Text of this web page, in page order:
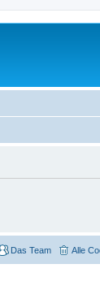
Alle
Das Team